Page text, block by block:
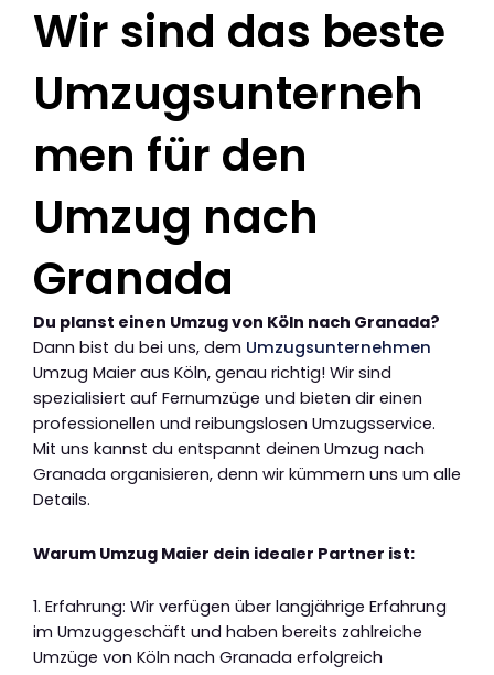
Wir sind das beste
Umzugsunterneh
men für den
Umzug nach
Granada
Du planst einen Umzug von Köln nach Granada?
Dann bist du bei uns, dem Umzugsunternehmen
Umzug Maier aus Köln, genau richtig! Wir sind
spezialisiert auf Fernumzüge und bieten dir einen
professionellen und reibungslosen Umzugsservice.
Mit uns kannst du entspannt deinen Umzug nach
Granada organisieren, denn wir kümmern uns um alle
Details.
Warum Umzug Maier dein idealer Partner ist:
1. Erfahrung: Wir verfügen über langjährige Erfahrung
im Umzuggeschäft und haben bereits zahlreiche
Umzüge von Köln nach Granada erfolgreich